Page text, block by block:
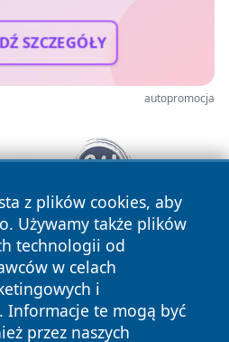
SZCZEGÓŁY
autopromocja
z plików cookies, aby
Używamy także plików
technologii od
w celach
i
Informacje te mogą być
przez naszych